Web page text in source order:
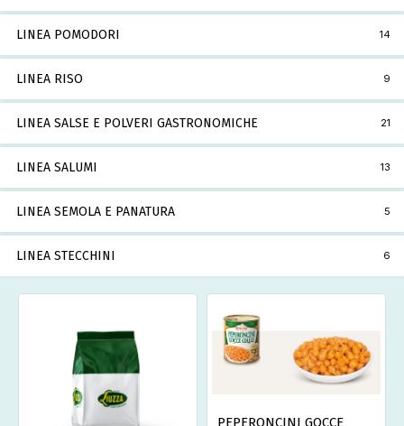
LINEA POMODORI 14
LINEA RISO 9
LINEA SALSE E POLVERI GASTRONOMICHE 21
LINEA SALUMI 13
LINEA SEMOLA E PANATURA 5
LINEA STECCHINI 6
PEPERONCINI GOCCE